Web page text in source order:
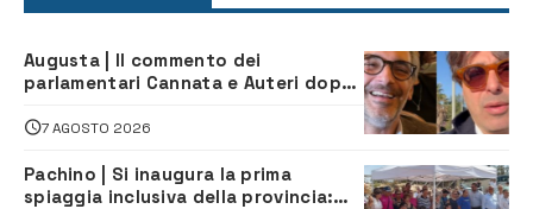
Augusta | Il commento dei
parlamentari Cannata e Auteri dopo
depuratore
7 AGOSTO 2026
Pachino | Si inaugura la prima
spiaggia inclusiva della provincia: